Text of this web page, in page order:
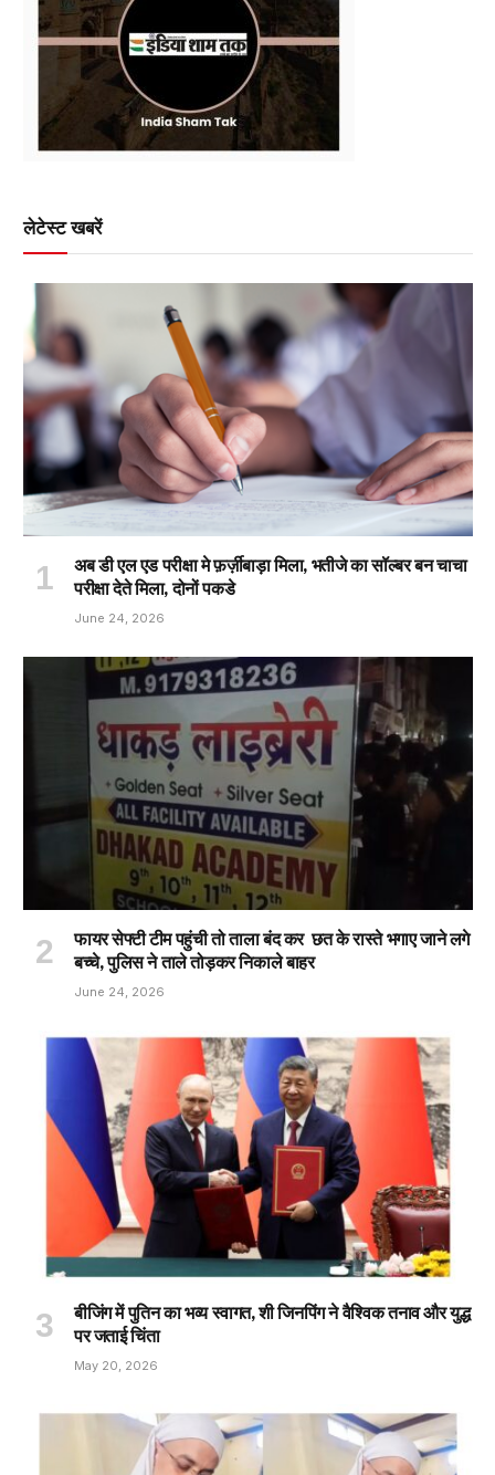
लेटेस्ट खबरें
अब डी एल एड परीक्षा मे फ़र्ज़ीबाड़ा मिला, भतीजे का सॉल्बर बन चाचा
परीक्षा देते मिला, दोनों पकडे
June 24, 2026
फायर सेफ्टी टीम पहुंची तो ताला बंद कर छत के रास्ते भगाए जाने लगे
बच्चे, पुलिस ने ताले तोड़कर निकाले बाहर
June 24, 2026
बीजिंग में पुतिन का भव्य स्वागत, शी जिनपिंग ने वैश्विक तनाव और युद्ध
पर जताई चिंता
May 20, 2026